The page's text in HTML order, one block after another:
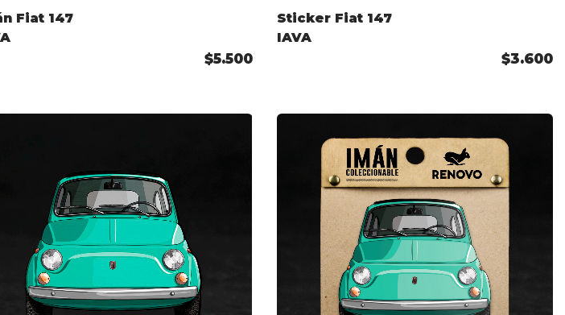
Fiat 147
$5.500
Sticker Fiat 147
IAVA
$3.600